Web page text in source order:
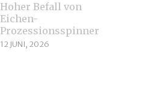
Hoher Befall von
Eichen-
Prozessionsspinnern
12 JUNI, 2026